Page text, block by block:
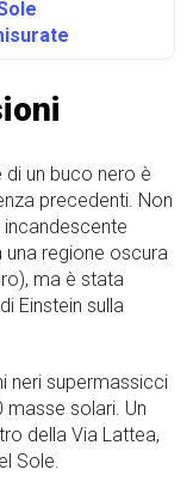
un buco nero è
precedenti. Non
regione oscura
ma è stata
Einstein sulla
neri supermassicci
masse solari. Un
della Via Lattea,
Sole.